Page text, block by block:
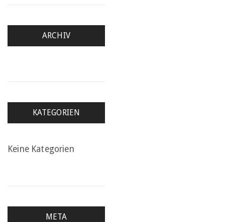
ARCHIV
KATEGORIEN
Keine Kategorien
META